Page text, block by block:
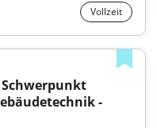
Vollzeit
-